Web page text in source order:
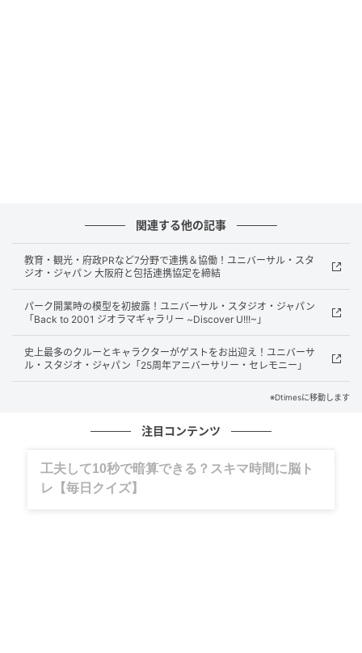
今回、地元・大阪の交通安全運動をエンターテイメン
トの力をもってさらに盛り上げたいとの思いから、大
阪府との包括連携協定（2020年11月締結）に基づく共
同施策として、初めて「春の全国交通安全運動」キャ
関連する他の記事
教育・観光・府政PRなど7分野で連携＆協働！ユニバーサル・スタ
ジオ・ジャパン 大阪府と包括連携協定を締結
パーク開業時の模型を初披露！ユニバーサル・スタジオ・ジャパン
「Back to 2001 ジオラマギャラリー ~Discover U!!!~」
史上最多のクルーとキャラクターがゲストをお出迎え！ユニバーサ
ル・スタジオ・ジャパン「25周年アニバーサリー・セレモニー」
※Dtimesに移動します
注目コンテンツ
グルメ、ギャグ、子育て、旅行記……全部、読
めます。